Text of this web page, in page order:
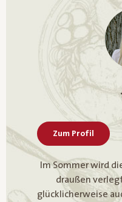
Zum Profil
Im Sommer wird
draußen
glücklicherweise